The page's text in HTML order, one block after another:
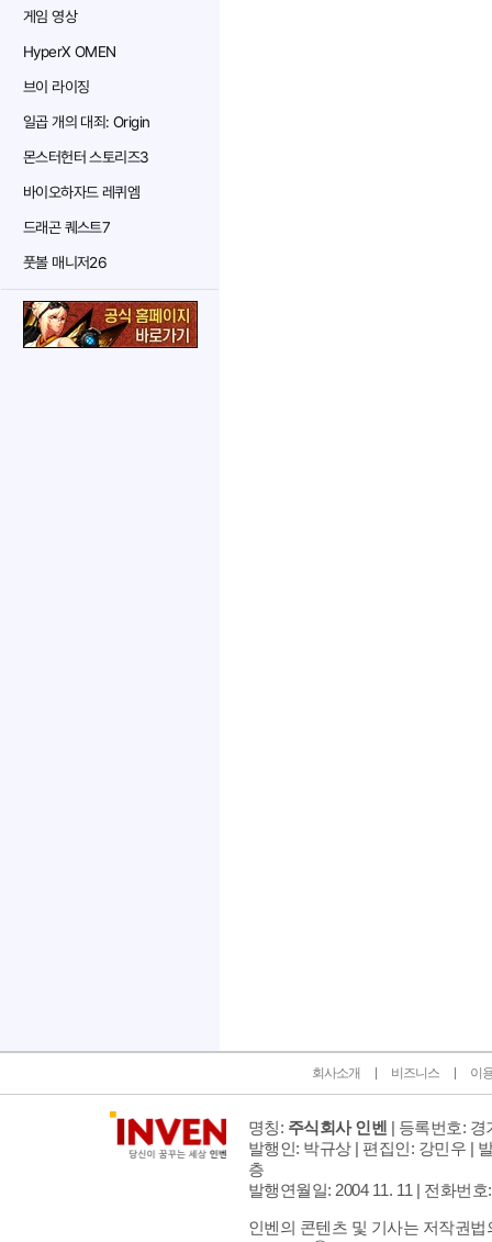
게임 영상
HyperX OMEN
브이 라이징
일곱 개의 대죄: Origin
몬스터헌터 스토리즈3
바이오하자드 레퀴엠
드래곤 퀘스트7
풋볼 매니저26
회사소개 비즈니스 이
명칭: 주식회사 인벤 | 등록번호: 경
발행인: 박규상 | 편집인: 강민우 |
층
발행연월일: 2004 11. 11 | 전화번호
인벤의 콘텐츠 및 기사는 저작권